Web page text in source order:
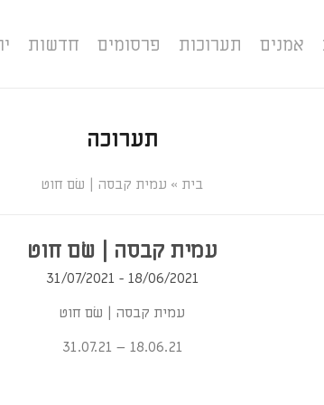
אמנים תערוכות פרסומים חדשות
תערוכה
» עמית קבסה | שׂם חוט
עמית קבסה | שׂם חוט
18/06/2021 - 31/07/2021
עמית קבסה | שׂם חוט
18.06.21 – 31.07.21